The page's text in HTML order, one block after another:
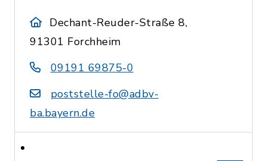
Dechant-Reuder-Straße 8,
91301 Forchheim
09191 69875-0
poststelle-fo@adbv-
ba.bayern.de